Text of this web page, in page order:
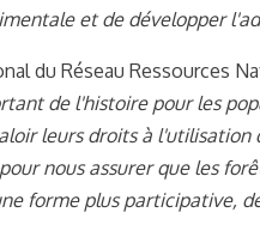
et de développer
du Réseau Ressources
de l'histoire pour les
leurs droits à
nous assurer que les
forme plus participative,